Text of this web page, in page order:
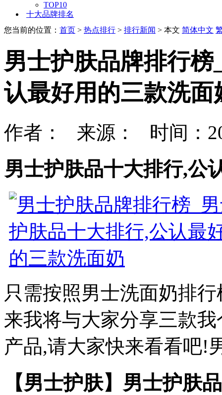
TOP10
十大品牌排名
您当前的位置： 首页 > 热点排行 > 排行新闻 > 本文 简体中文
男士护肤品牌排行
认最好用的三款洗面
作者： 来源： 时间：
男士护肤品十大排行,公
只需按照男士洗面奶排
来我将与大家分享三款
产品,请大家快来看看吧!
【男士护肤】男士护肤